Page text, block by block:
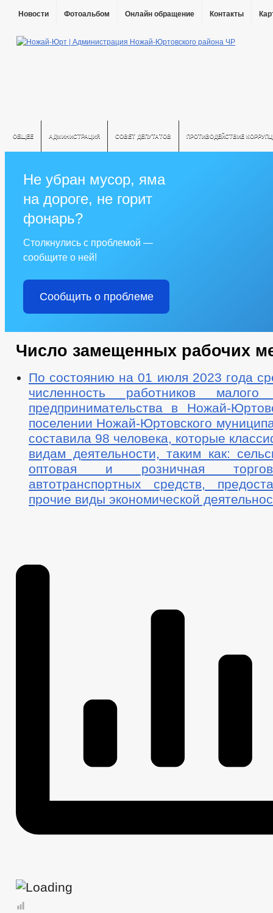
Новости Фотоальбом Онлайн обращение Контакты
ОБЩЕЕ АДМИНИСТРАЦИЯ СОВЕТ ДЕПУТАТОВ ПРОТИВОДЕЙСТВИЕ
Не убран мусор, яма
на дороге, не горит
фонарь?
Столкнулись с проблемой —
сообщите о ней!
Сообщить о проблеме
Число замещенных рабочих
По состоянию на 01 июля 2023 года
численность работников
предпринимательства в Ножай-
поселении Ножай-Юртовского
составила 98 человека, которые
видам деятельности, таким как:
оптовая и розничная
автотранспортных средств,
прочие виды экономической